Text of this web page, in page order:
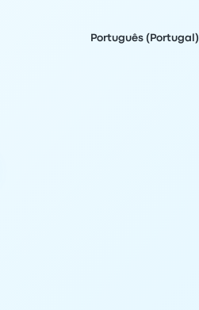
Português (Portugal)